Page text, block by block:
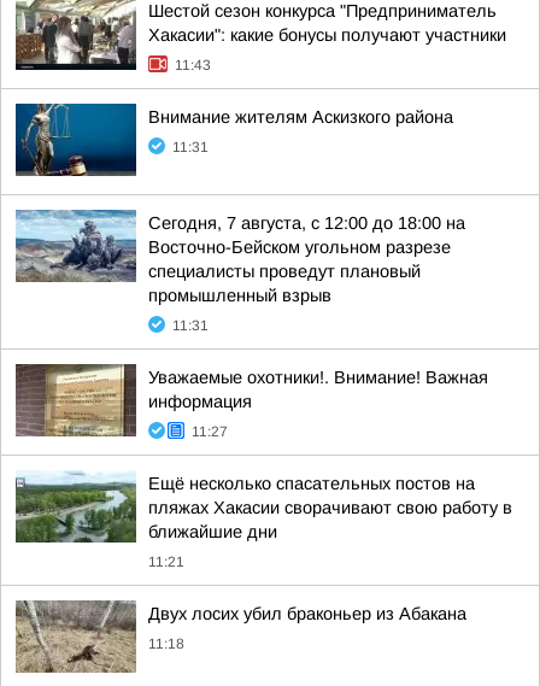
Шестой сезон конкурса "Предприниматель
Хакасии": какие бонусы получают участники
11:43
Внимание жителям Аскизкого района
11:31
Сегодня, 7 августа, с 12:00 до 18:00 на
Восточно-Бейском угольном разрезе
специалисты проведут плановый
промышленный взрыв
11:31
Уважаемые охотники!. Внимание! Важная
информация
11:27
Ещё несколько спасательных постов на
пляжах Хакасии сворачивают свою работу в
ближайшие дни
11:21
Двух лосих убил браконьер из Абакана
11:18